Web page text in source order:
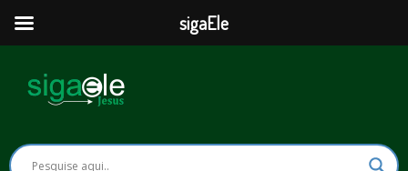
para
conteúdo
sigaEle